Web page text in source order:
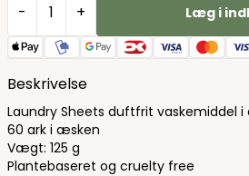
- + Læg i
Beskrivelse
Laundry Sheets duftfrit vaskemiddel i
60 ark i æsken
Vægt: 125 g
Plantebaseret og cruelty free